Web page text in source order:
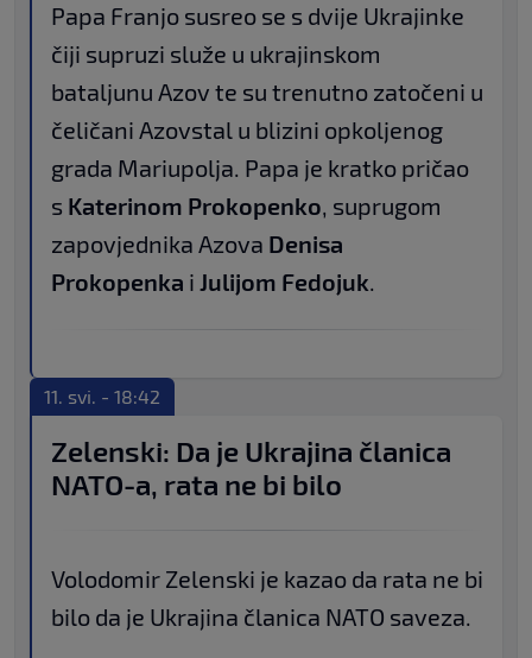
Papa Franjo susreo se s dvije Ukrajinke
čiji supruzi služe u ukrajinskom
bataljunu Azov te su trenutno zatočeni u
čeličani Azovstal u blizini opkoljenog
grada Mariupolja. Papa je kratko pričao
s Katerinom Prokopenko, suprugom
zapovjednika Azova Denisa
Prokopenka i Julijom Fedojuk.
11. svi. - 18:42
Zelenski: Da je Ukrajina članica
NATO-a, rata ne bi bilo
Volodomir Zelenski je kazao da rata ne bi
bilo da je Ukrajina članica NATO saveza.